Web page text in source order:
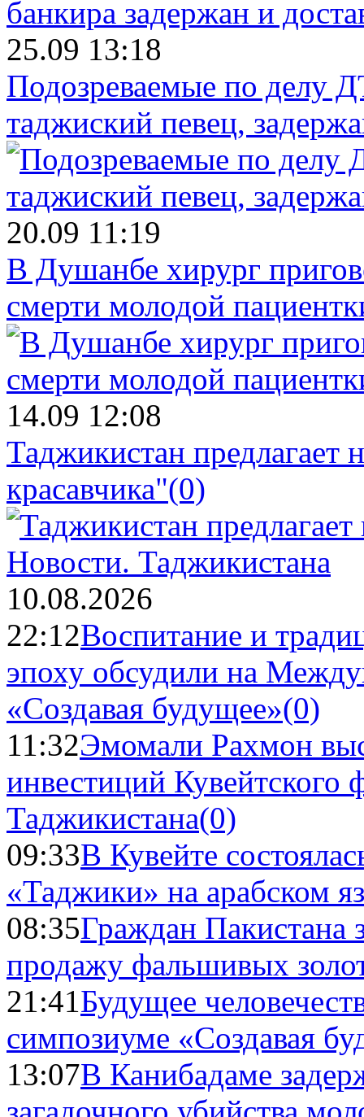
25.09 13:18
Подозреваемые по делу
таджиский певец,
20.09 11:19
В Душанбе хирург
смерти молодой
14.09 12:08
Таджикистан предлагает
красавчика"(0)
Новости. Таджикистана
10.08.2026
22:12Воспитание и
эпоху обсудили на
«Создавая будущее»(0)
11:32Эмомали Рахмон
инвестиций Кувейтского
Таджикистана(0)
09:33В Кувейте
«Таджики» на арабском
08:35Граждан Пакистана
продажу фальшивых
21:41Будущее
симпозиуме «Создавая
13:07В Канибадаме